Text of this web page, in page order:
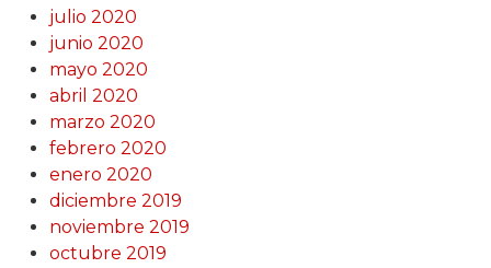
julio 2020
junio 2020
mayo 2020
abril 2020
marzo 2020
febrero 2020
enero 2020
diciembre 2019
noviembre 2019
octubre 2019